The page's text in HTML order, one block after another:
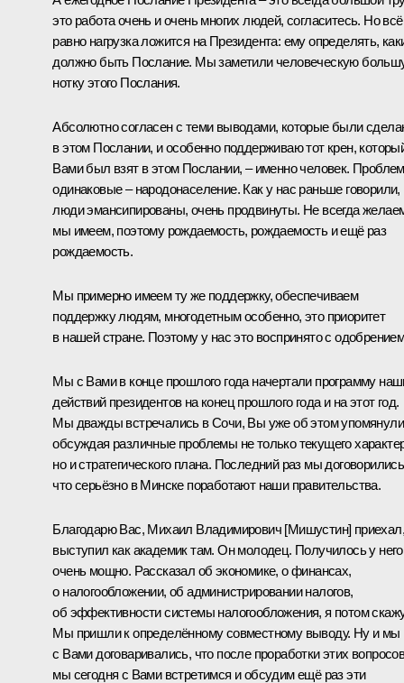
это работа очень и очень многих людей, согласитесь. Но всё
равно нагрузка ложится на Президента: ему определять,
должно быть Послание. Мы заметили человеческую
нотку этого Послания.
Абсолютно согласен с теми выводами, которые были
в этом Послании, и особенно поддерживаю тот крен,
Вами был взят в этом Послании, – именно человек.
одинаковые – народонаселение. Как у нас раньше говорили,
люди эмансипированы, очень продвинуты. Не всегда
мы имеем, поэтому рождаемость, рождаемость и ещё раз
рождаемость.
Мы примерно имеем ту же поддержку, обеспечиваем
поддержку людям, многодетным особенно, это приоритет
в нашей стране. Поэтому у нас это воспринято с
Мы с Вами в конце прошлого года начертали программу
действий президентов на конец прошлого года и на этот год.
Мы дважды встречались в Сочи, Вы уже об этом
обсуждая различные проблемы не только текущего
но и стратегического плана. Последний раз мы
что серьёзно в Минске поработают наши правительства.
Благодарю Вас, Михаил Владимирович [Мишустин] приехал,
выступил как академик там. Он молодец. Получилось у него
очень мощно. Рассказал об экономике, о финансах,
о налогообложении, об администрировании налогов,
об эффективности системы налогообложения, я потом
Мы пришли к определённому совместному выводу. Ну и мы
с Вами договаривались, что после проработки этих
мы сегодня с Вами встретимся и обсудим ещё раз эти